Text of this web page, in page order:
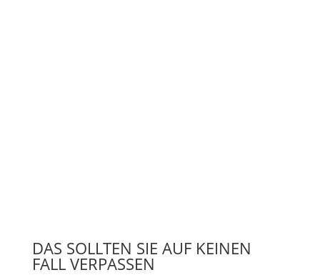
DAS SOLLTEN SIE AUF KEINEN
FALL VERPASSEN